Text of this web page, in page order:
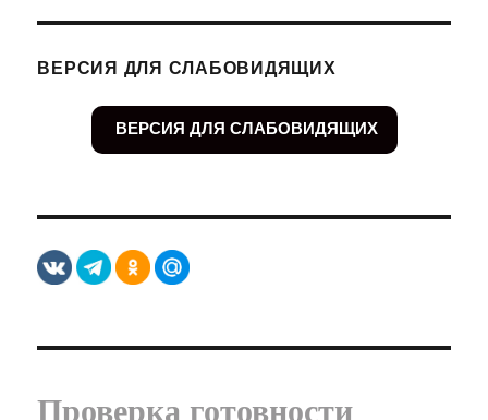
ВЕРСИЯ ДЛЯ СЛАБОВИДЯЩИХ
ВЕРСИЯ ДЛЯ СЛАБОВИДЯЩИХ
Проверка готовности